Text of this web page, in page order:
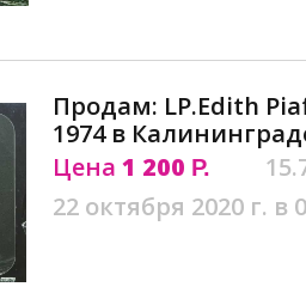
Продам: LP.Edith
1974 в
Цена 1 200 Р.
22 октября 2020 г. в